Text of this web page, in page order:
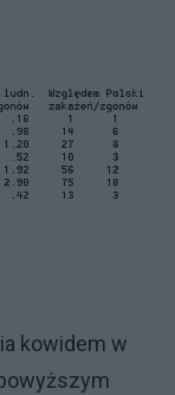
kowidem w